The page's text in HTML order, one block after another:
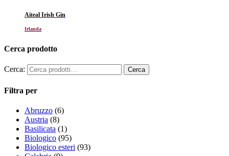
Aiteal Irish Gin
Irlanda
Cerca prodotto
Cerca:
Filtra per
Abruzzo (6)
Austria (8)
Basilicata (1)
Biologico (95)
Biologico esteri (93)